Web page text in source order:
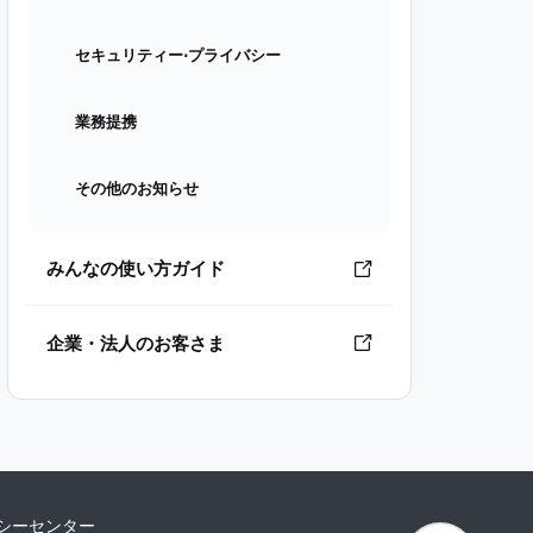
セキュリティー⋅プライバシー
業務提携
その他のお知らせ
みんなの使い方ガイド
企業・法人のお客さま
ーセンター